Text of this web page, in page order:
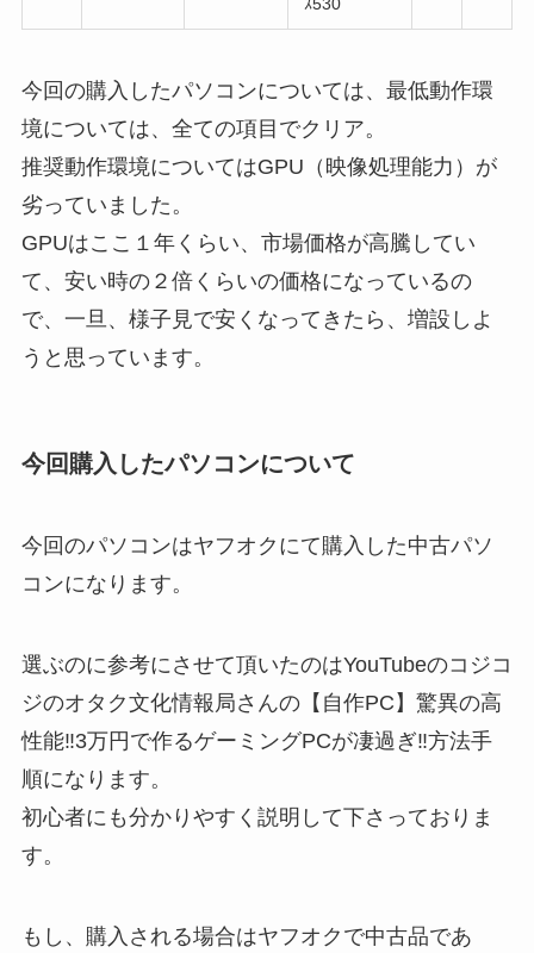
今回の購入したパソコンについては、最低動作環
境については、全ての項目でクリア。
推奨動作環境についてはGPU（映像処理能力）が
劣っていました。
GPUはここ１年くらい、市場価格が高騰してい
て、安い時の２倍くらいの価格になっているの
で、一旦、様子見で安くなってきたら、増設しよ
うと思っています。
今回購入したパソコンについて
今回のパソコンはヤフオクにて購入した中古パソ
コンになります。
選ぶのに参考にさせて頂いたのはYouTubeのコジコ
ジのオタク文化情報局さんの【自作PC】驚異の高
性能‼︎3万円で作るゲーミングPCが凄過ぎ‼︎方法手
順になります。
初心者にも分かりやすく説明して下さっておりま
す。
もし、購入される場合はヤフオクで中古品であ